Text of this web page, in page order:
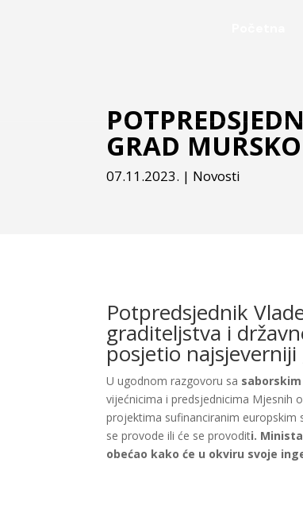
GRAD
07.11.2023. | Novosti
Potpredsjednik
graditeljstva i
posjetio
U ugodnom razgovoru sa
vijećnicima i predsjednicima Mjesnih
projektima sufinanciranim europskim
se provode ili će se provoditi.
obećao kako će u okviru svoje